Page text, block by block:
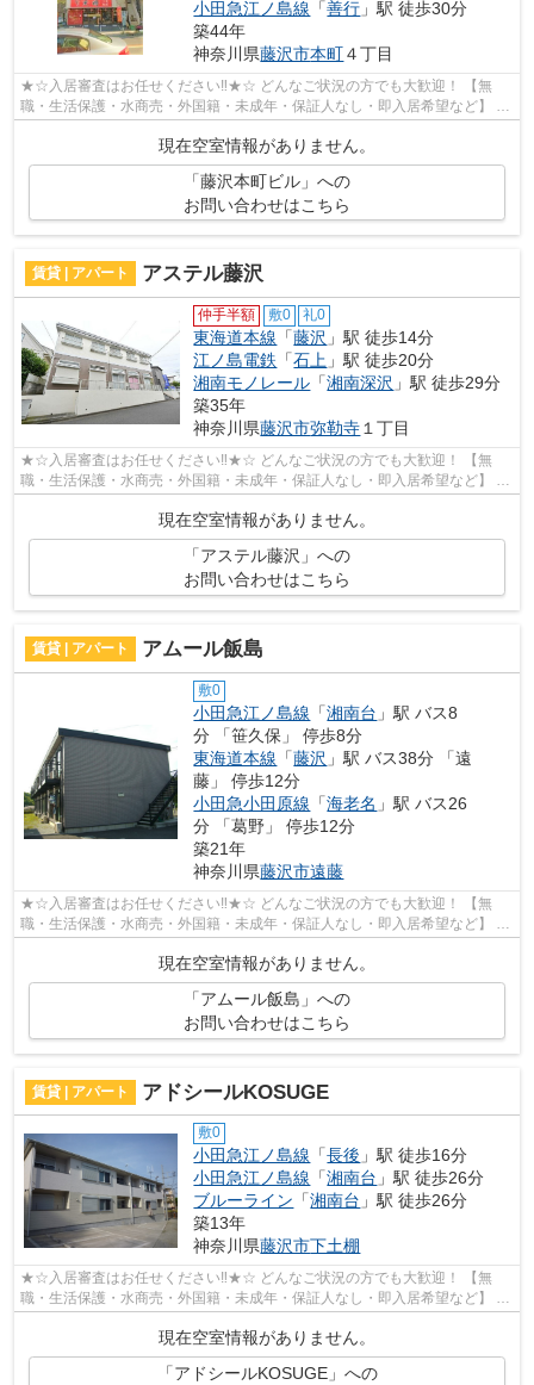
小田急江ノ島線 「善行 」駅 徒歩30分
築44年
神奈川県藤沢市本町４丁目
★☆入居審査はお任せください‼★☆ どんなご状況の方でも大歓迎！ 【無
職・生活保護・水商売・外国籍・未成年・保証人なし・即入居希望など】 ネ
ット非公開の物件からもお探し致します‼ ...
現在空室情報がありません。
「藤沢本町ビル」への
お問い合わせはこちら
賃貸 | アパート アステル藤沢
仲手半額 敷0 礼0
東海道本線 「藤沢 」駅 徒歩14分
江ノ島電鉄 「石上 」駅 徒歩20分
湘南モノレール 「湘南深沢 」駅 徒歩29分
築35年
神奈川県藤沢市弥勒寺１丁目
★☆入居審査はお任せください‼★☆ どんなご状況の方でも大歓迎！ 【無
職・生活保護・水商売・外国籍・未成年・保証人なし・即入居希望など】 ネ
現在空室情報がありません。
「アステル藤沢」への
お問い合わせはこちら
賃貸 | アパート アムール飯島
敷0
小田急江ノ島線 「湘南台 」駅 バス8
分 「笹久保」 停歩8分
東海道本線 「藤沢 」駅 バス38分 「遠
藤」 停歩12分
小田急小田原線 「海老名 」駅 バス26
分 「葛野」 停歩12分
築21年
神奈川県藤沢市遠藤
★☆入居審査はお任せください‼★☆ どんなご状況の方でも大歓迎！ 【無
職・生活保護・水商売・外国籍・未成年・保証人なし・即入居希望など】 ネ
ット非公開の物件からもお探し致します‼ ...
現在空室情報がありません。
「アムール飯島」への
お問い合わせはこちら
賃貸 | アパート アドシールKOSUGE
敷0
小田急江ノ島線 「長後 」駅 徒歩16分
小田急江ノ島線 「湘南台 」駅 徒歩26分
ブルーライン 「湘南台 」駅 徒歩26分
築13年
神奈川県藤沢市下土棚
★☆入居審査はお任せください‼★☆ どんなご状況の方でも大歓迎！ 【無
職・生活保護・水商売・外国籍・未成年・保証人なし・即入居希望など】 ネ
現在空室情報がありません。
「アドシールKOSUGE」への